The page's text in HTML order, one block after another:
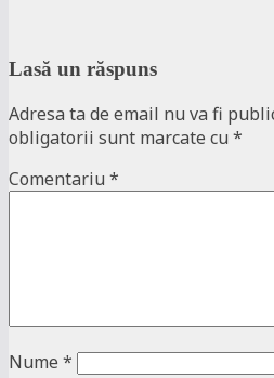
Lasă un răspuns
Adresa ta de email nu va fi
obligatorii sunt marcate cu *
Comentariu *
Nume *